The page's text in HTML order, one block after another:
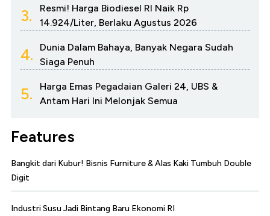
3.
Resmi! Harga Biodiesel RI Naik Rp
14.924/Liter, Berlaku Agustus 2026
4.
Dunia Dalam Bahaya, Banyak Negara Sudah
Siaga Penuh
5.
Harga Emas Pegadaian Galeri 24, UBS &
Antam Hari Ini Melonjak Semua
Features
Bangkit dari Kubur! Bisnis Furniture & Alas Kaki Tumbuh Double
Digit
Industri Susu Jadi Bintang Baru Ekonomi RI